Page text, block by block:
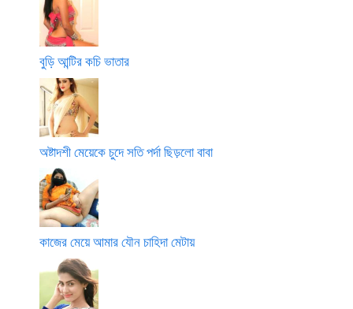
বুড়ি আন্টির কচি ভাতার
অষ্টাদশী মেয়েকে চুদে সতি পর্দা ছিড়লো বাবা
কাজের মেয়ে আমার যৌন চাহিদা মেটায়